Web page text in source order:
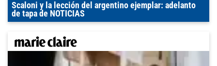
Scaloni y la lección del argentino ejemplar: adelanto
de tapa de NOTICIAS